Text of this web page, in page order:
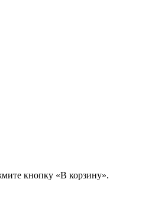
кнопку «В корзину».